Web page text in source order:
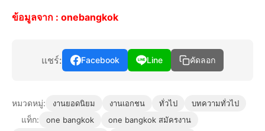
ข้อมูลจาก : onebangkok
แชร์: Facebook Line คัดลอก
หมวดหมู่: งานยอดนิยม งานเอกชน ทั่วไป บทความทั่วไป
แท็ก: one bangkok
one bangkok สมัครงาน